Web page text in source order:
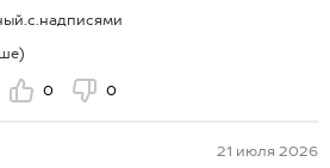
0 0
21 июля 2026